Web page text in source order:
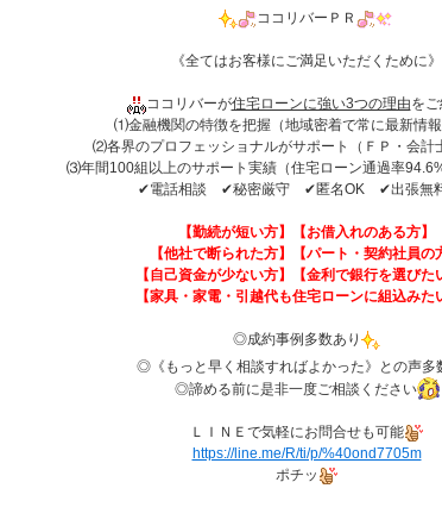
ココリバーＰＲ
《全てはお客様にご満足いただくために》
ココリバーが住宅ローンに強い3つの理由を
⑴金融機関の特徴を把握（地域密着で常に最新情
⑵各界のプロフェッショナルがサポート（ＦＰ・会計
⑶年間100組以上のサポート実績（住宅ローン通過率
✔︎電話相談 ✔︎秘密厳守 ✔︎匿名OK ✔︎出張無
【勤続が短い方】【お借入れのある方】
【他社で断られた方】【パート・契約社員の
【自己資金が少ない方】【金利で銀行を選びた
【家具・家電・引越代も住宅ローンに組込みた
◎成約事例多数あり
◎《もっと早く相談すればよかった》との声多
◎諦める前に是非一度ご相談ください
ＬＩＮＥで気軽にお問合せも可能
https://line.me/R/ti/p/%40ond7705m
ポチッ